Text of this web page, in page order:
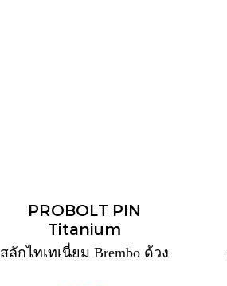
PROBOLT PIN
Titanium
สลักไทเทเนี่ยม Brembo ด้วง